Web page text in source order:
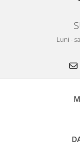
Luni -